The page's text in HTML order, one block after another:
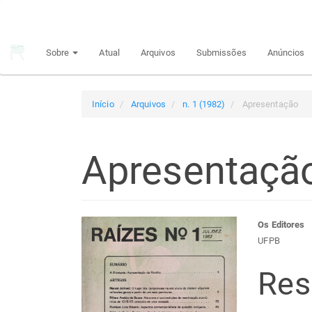
principal
Sobre Atual Arquivos Submissões Anúncios
Início Arquivos n. 1 (1982) Apresentação
Barra
lateral
de
do
Os Editores
UFPB